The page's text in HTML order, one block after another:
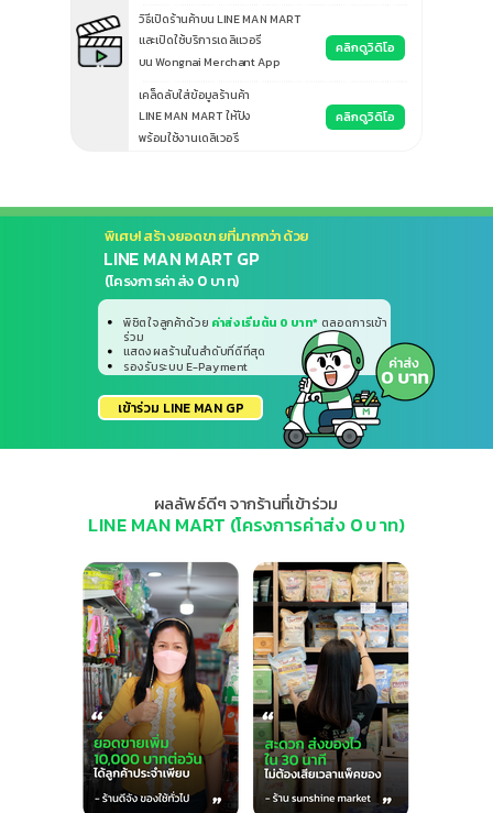
วิธีเปิดร้านค้าบน LINE MAN MART
และเปิดใช้บริการเดลิเเวอรี
บน Wongnai Merchant App
เคล็ดลับใส่ข้อมูลร้านค้า
LINE MAN MART ให้ปัง
พร้อมใช้งานเดลิเวอรี
ผลลัพธ์ดีๆ จากร้านที่เข้าร่วม
LINE MAN MART (โครงการค่าส่ง 0 บาท)
พิเศษ! สร้างยอดขายที่มากกว่าด้วย
LINE MAN MART GP
(โครงการค่าส่ง 0 บาท)
พิชิตใจลูกค้าด้วย ค่าส่งเริ่มต้น 0 บาท*ตลอดการเข้า
ร่วม
แสดงผลร้านในลำดับที่ดีที่สุด
รองรับระบบ E-Payment
คลิกดูวิดิโอ
คลิกดูวิดิโอ
เข้าร่วม LINE MAN GP